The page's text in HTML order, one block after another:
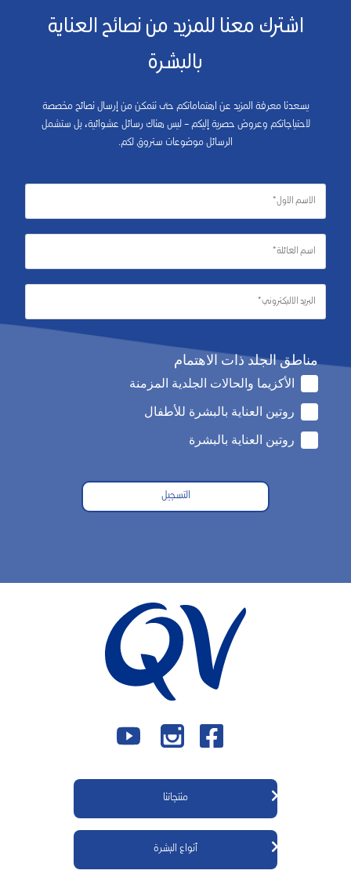
اشترك معنا للمزيد من نصائح العناية
بالبشرة
يسعدنا معرفة المزيد عن اهتماماتكم حتى نتمكن من إرسال نصائح مخصصة
لاحتياجاتكم وعروض حصرية إليكم – ليس هناك رسائل عشوائية، بل ستشمل
الرسائل موضوعات ستروق لكم.
مناطق الجلد ذات الاهتمام
الأكزيما والحالات الجلدية المزمنة
روتين العناية بالبشرة للأطفال
روتين العناية بالبشرة
التسجيل
منتجاتنا
منتجات كيوڤي للجسم
منتجات كيوڤي للوجه
أنواع البشرة